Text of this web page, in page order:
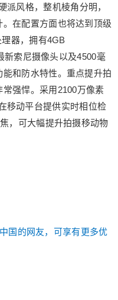
风格，整机棱角分明，
在配置方面也将达到顶级
器，拥有4GB
新索尼摄像头以及4500毫
和防水特性。重点提升拍
强悍。采用2100万像素
移动平台提供实时相位检
，可大幅提升拍摄移动物
国的网友，可享有更多优